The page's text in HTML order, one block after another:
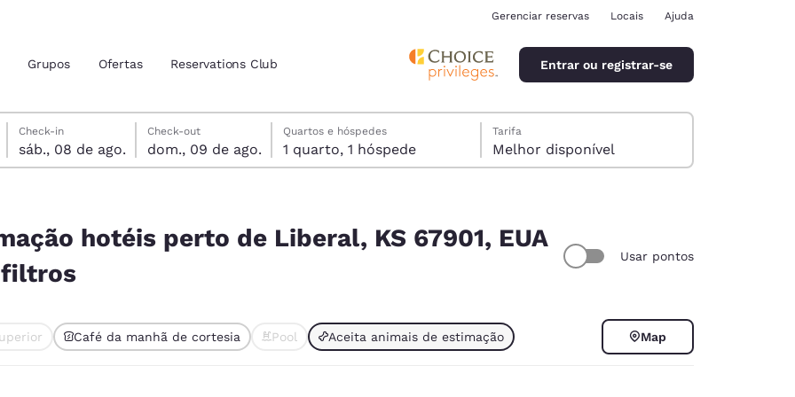
atuais
Latin America Canada
Gerenciar reservas Locais Ajuda
Grupos Ofertas Reservations Club Entrar ou registrar-se
sábado, 8 de agosto
Check-in
sáb., 08 de ago.
domingo, 9 de agosto
Check-out
dom., 09 de ago.
domingo, 9 de agosto data de check-out selecionada
sábado, 8 de agosto data do check-in selecionada
Quartos e hóspedes
1 quarto, 1 hóspede
Tarifa
Melhor disponível
hotéis perto de Liberal, KS 67901, EUA
filtros
Usar pontos
selecionado
Café da manhã de cortesia Pool Aceita animais de estimação Map